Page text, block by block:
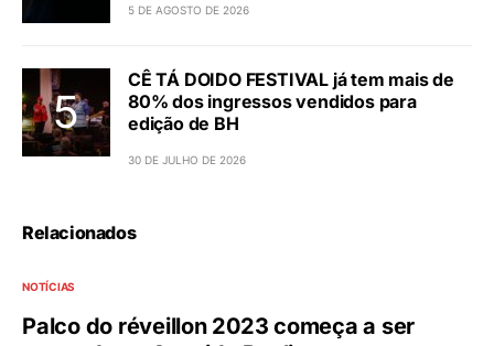
5 DE AGOSTO DE 2026
CÊ TÁ DOIDO FESTIVAL já tem mais de
80% dos ingressos vendidos para
edição de BH
30 DE JULHO DE 2026
Relacionados
NOTÍCIAS
Palco do réveillon 2023 começa a ser